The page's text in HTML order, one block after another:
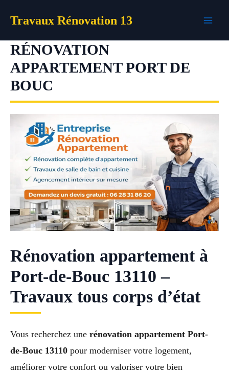
Travaux Rénovation 13
RÉNOVATION
APPARTEMENT PORT DE
BOUC
Rénovation appartement à
Port-de-Bouc 13110 –
Travaux tous corps d’état
Vous recherchez une rénovation appartement Port-
de-Bouc 13110 pour moderniser votre logement,
améliorer votre confort ou valoriser votre bien